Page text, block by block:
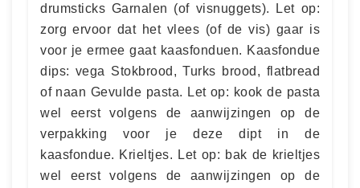
drumsticks Garnalen (of visnuggets). Let op:
zorg ervoor dat het vlees (of de vis) gaar is
voor je ermee gaat kaasfonduen. Kaasfondue
dips: vega Stokbrood, Turks brood, flatbread
of naan Gevulde pasta. Let op: kook de pasta
wel eerst volgens de aanwijzingen op de
verpakking voor je deze dipt in de
kaasfondue. Krieltjes. Let op: bak de krieltjes
wel eerst volgens de aanwijzingen op de